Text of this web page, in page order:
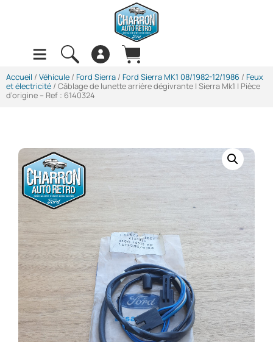
Accueil / Véhicule / Ford Sierra / Ford Sierra MK1 08/1982-12/1986 / Feux
et électricité / Câblage de lunette arrière dégivrante | Sierra Mk1 | Pièce
d’origine – Ref : 6140324